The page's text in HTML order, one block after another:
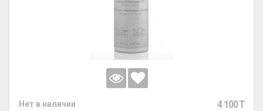
Нет в наличии 4 100 T